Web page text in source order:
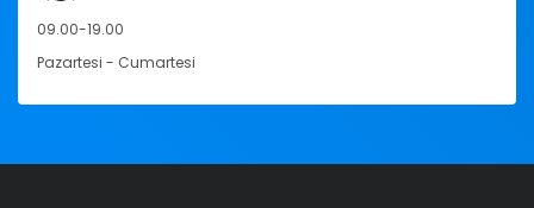
09.00-19.00
Pazartesi - Cumartesi